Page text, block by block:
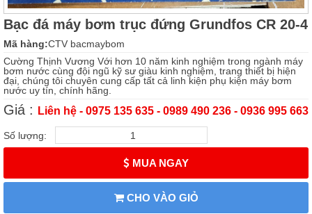
Bạc đá máy bơm trục đứng Grundfos CR 20-4
Mã hàng:CTV bacmaybom
Cường Thịnh Vương Với hơn 10 năm kinh nghiệm trong ngành máy
bơm nước cùng đội ngũ kỹ sư giàu kinh nghiệm, trang thiết bị hiện
đại, chúng tôi chuyên cung cấp tất cả linh kiện phụ kiện máy bơm
nước uy tín, chính hãng.
Giá : Liên hệ - 0975 135 635 - 0989 490 236 - 0936 995 663
Số lượng:
MUA NGAY
CHO VÀO GIỎ